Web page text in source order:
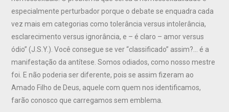
especialmente perturbador porque o debate se enquadra cada
vez mais em categorias como tolerância versus intolerância,
esclarecimento versus ignorância, e – é claro – amor versus
ódio” (J.S.Y.). Você consegue se ver “classificado” assim?… é a
manifestação da antítese. Somos odiados, como nosso mestre
foi. E não poderia ser diferente, pois se assim fizeram ao
Amado Filho de Deus, aquele com quem nos identificamos,
farão conosco que carregamos sem emblema.